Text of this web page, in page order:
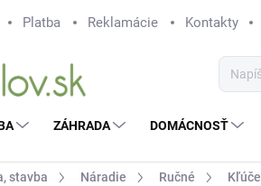
Platba Reklamácie Kontakty
ZÁHRADA DOMÁCNOSŤ
stavba Náradie Ručné Kľúče